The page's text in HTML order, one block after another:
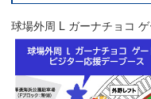
球場外周 L ガーナチョコ